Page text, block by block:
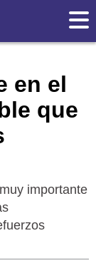
en el
que
importante